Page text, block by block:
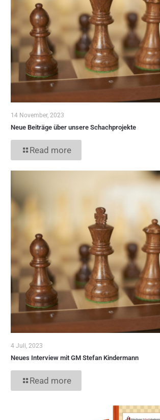
14 November, 2023
Neue Beiträge über unsere Schachprojekte
Read more
4 Juli, 2023
Neues Interview mit GM Stefan Kindermann
Read more